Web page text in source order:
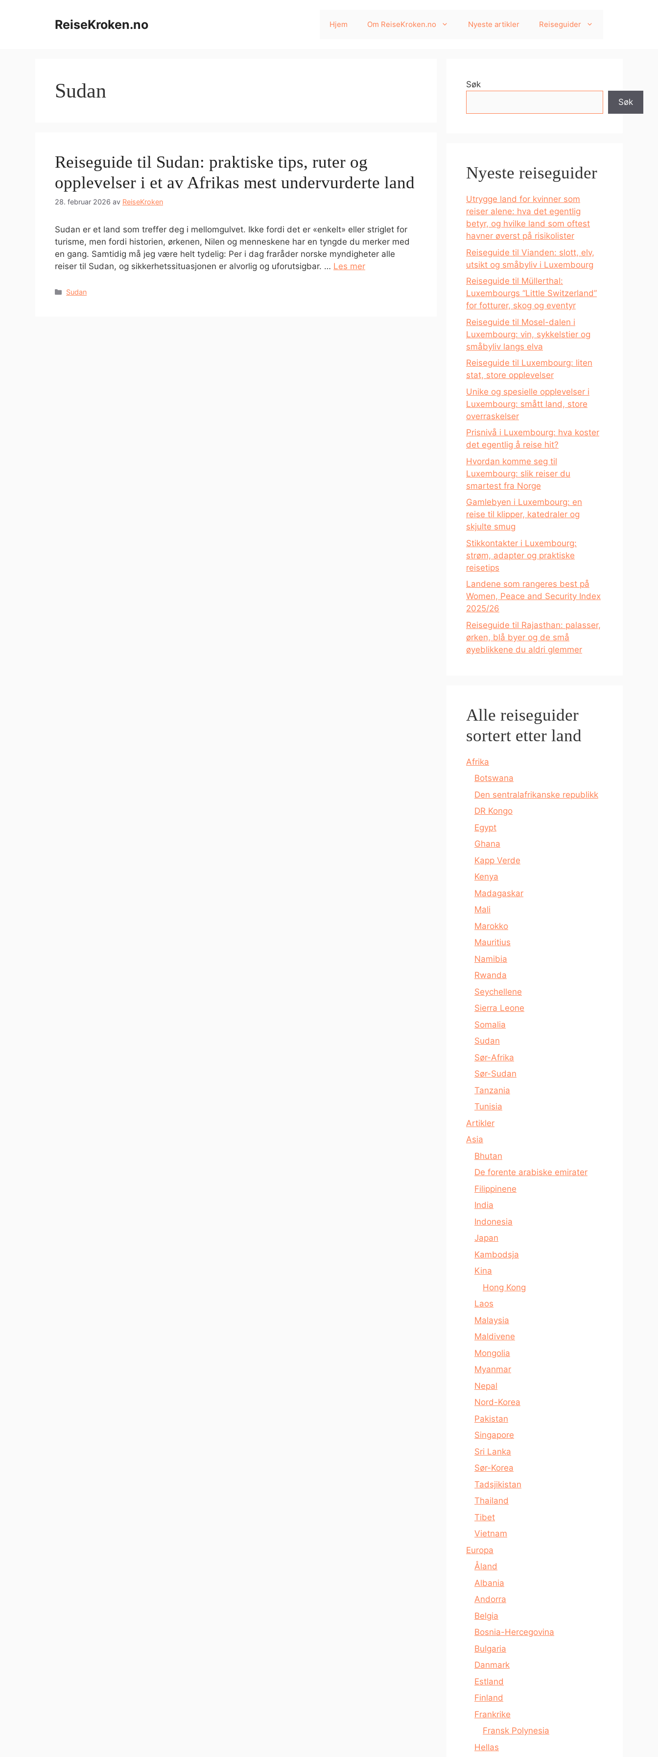
ReiseKroken.no Hjem Om ReiseKroken.no Nyeste artikler Reiseguider
Sudan
Reiseguide til Sudan: praktiske tips, ruter og
opplevelser i et av Afrikas mest undervurderte land
28. februar 2026 av ReiseKroken
Sudan er et land som treffer deg i mellomgulvet. Ikke fordi det er «enkelt» eller striglet for
turisme, men fordi historien, ørkenen, Nilen og menneskene har en tyngde du merker med
en gang. Samtidig må jeg være helt tydelig: Per i dag fraråder norske myndigheter alle
reiser til Sudan, og sikkerhetssituasjonen er alvorlig og uforutsigbar. … Les mer
Kategorier
Sudan
Søk
Søk
Nyeste reiseguider
Utrygge land for kvinner som
reiser alene: hva det egentlig
betyr, og hvilke land som oftest
havner øverst på risikolister
Reiseguide til Vianden: slott, elv,
utsikt og småbyliv i Luxembourg
Reiseguide til Müllerthal:
Luxembourgs “Little Switzerland”
for fotturer, skog og eventyr
Reiseguide til Mosel-dalen i
Luxembourg: vin, sykkelstier og
småbyliv langs elva
Reiseguide til Luxembourg: liten
stat, store opplevelser
Unike og spesielle opplevelser i
Luxembourg: smått land, store
overraskelser
Prisnivå i Luxembourg: hva koster
det egentlig å reise hit?
Hvordan komme seg til
Luxembourg: slik reiser du
smartest fra Norge
Gamlebyen i Luxembourg: en
reise til klipper, katedraler og
skjulte smug
Stikkontakter i Luxembourg:
strøm, adapter og praktiske
reisetips
Landene som rangeres best på
Women, Peace and Security Index
2025/26
Reiseguide til Rajasthan: palasser,
ørken, blå byer og de små
øyeblikkene du aldri glemmer
Alle reiseguider
sortert etter land
Afrika
Botswana
Den sentralafrikanske republikk
DR Kongo
Egypt
Ghana
Kapp Verde
Kenya
Madagaskar
Mali
Marokko
Mauritius
Namibia
Rwanda
Seychellene
Sierra Leone
Somalia
Sudan
Sør-Afrika
Sør-Sudan
Tanzania
Tunisia
Artikler
Asia
Bhutan
De forente arabiske emirater
Filippinene
India
Indonesia
Japan
Kambodsja
Kina
Hong Kong
Laos
Malaysia
Maldivene
Mongolia
Myanmar
Nepal
Nord-Korea
Pakistan
Singapore
Sri Lanka
Sør-Korea
Tadsjikistan
Thailand
Tibet
Vietnam
Europa
Åland
Albania
Andorra
Belgia
Bosnia-Hercegovina
Bulgaria
Danmark
Estland
Finland
Frankrike
Fransk Polynesia
Hellas